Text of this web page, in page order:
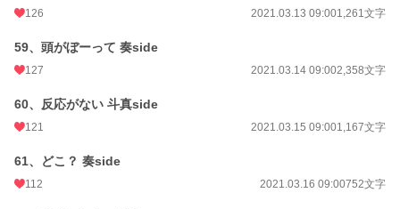
126 2021.03.13 09:001,261文字
59、頭がぼーって 奏side
127 2021.03.14 09:002,358文字
60、反応がない 斗真side
121 2021.03.15 09:001,167文字
61、どこ？ 奏side
112 2021.03.16 09:00752文字